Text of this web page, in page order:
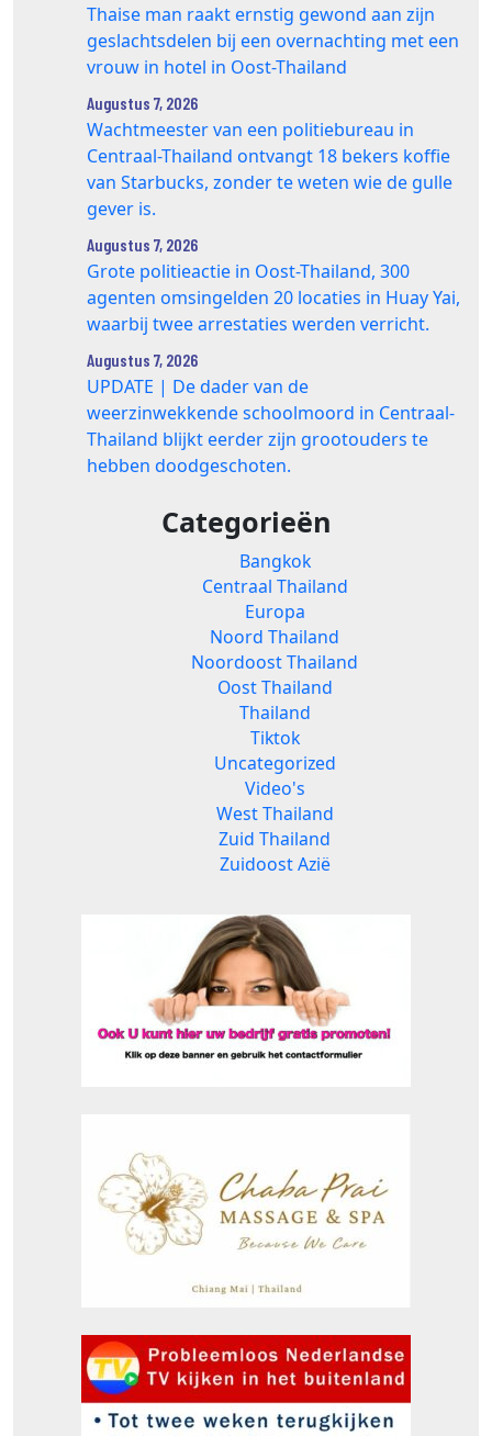
Thaise man raakt ernstig gewond aan zijn
geslachtsdelen bij een overnachting met een
vrouw in hotel in Oost-Thailand
Augustus 7, 2026
Wachtmeester van een politiebureau in
Centraal-Thailand ontvangt 18 bekers koffie
van Starbucks, zonder te weten wie de gulle
gever is.
Augustus 7, 2026
Grote politieactie in Oost-Thailand, 300
agenten omsingelden 20 locaties in Huay Yai,
waarbij twee arrestaties werden verricht.
Augustus 7, 2026
UPDATE | De dader van de
weerzinwekkende schoolmoord in Centraal-
Thailand blijkt eerder zijn grootouders te
hebben doodgeschoten.
Categorieën
Bangkok
Centraal Thailand
Europa
Noord Thailand
Noordoost Thailand
Oost Thailand
Thailand
Tiktok
Uncategorized
Video's
West Thailand
Zuid Thailand
Zuidoost Azië